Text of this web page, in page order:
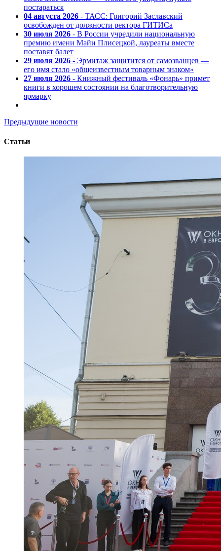
постараться
04 августа 2026 - ТАСС: Григорий Заславский
освобожден от должности ректора ГИТИСа
30 июля 2026 - В России учредили национальную
премию имени Майи Плисецкой, лауреаты вместе
поставят балет
29 июля 2026 - Эрмитаж защитится от самозванцев —
его имя стало «общеизвестным товарным знаком»
27 июля 2026 - Книжный фестиваль «Фонарь» примет
книги в хорошем состоянии на благотворительную
ярмарку
Предыдущие новости
Статьи